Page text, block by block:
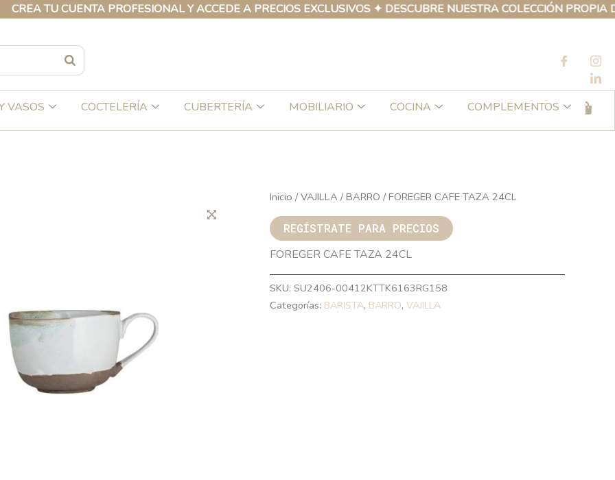
TU CUENTA PROFESIONAL Y ACCEDE A PRECIOS EXCLUSIVOS ✦ DESCUBRE NUESTRA COLECCIÓN PROPIA DE
VASOS COCTELERÍA CUBERTERÍA MOBILIARIO COCINA
COMPLEMENTOS
Inicio / VAJILLA / BARRO / FOREGER CAFE TAZA 24CL
REGÍSTRATE PARA PRECIOS
FOREGER CAFE TAZA 24CL
SKU: SU2406-00412KTTK6163RG158
Categorías: BARISTA, BARRO, VAJILLA